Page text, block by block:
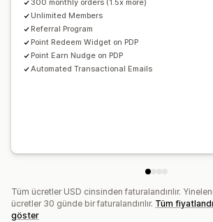
Otomasyonlar Özel talepler
300 monthly orders (1.5x more)
Unlimited Members
Referral Program
Point Redeem Widget on PDP
Point Earn Nudge on PDP
Automated Transactional Emails
Tüm ücretler USD cinsinden faturalandırılır.
ücretler 30 günde bir faturalandırılır. Tüm
göster